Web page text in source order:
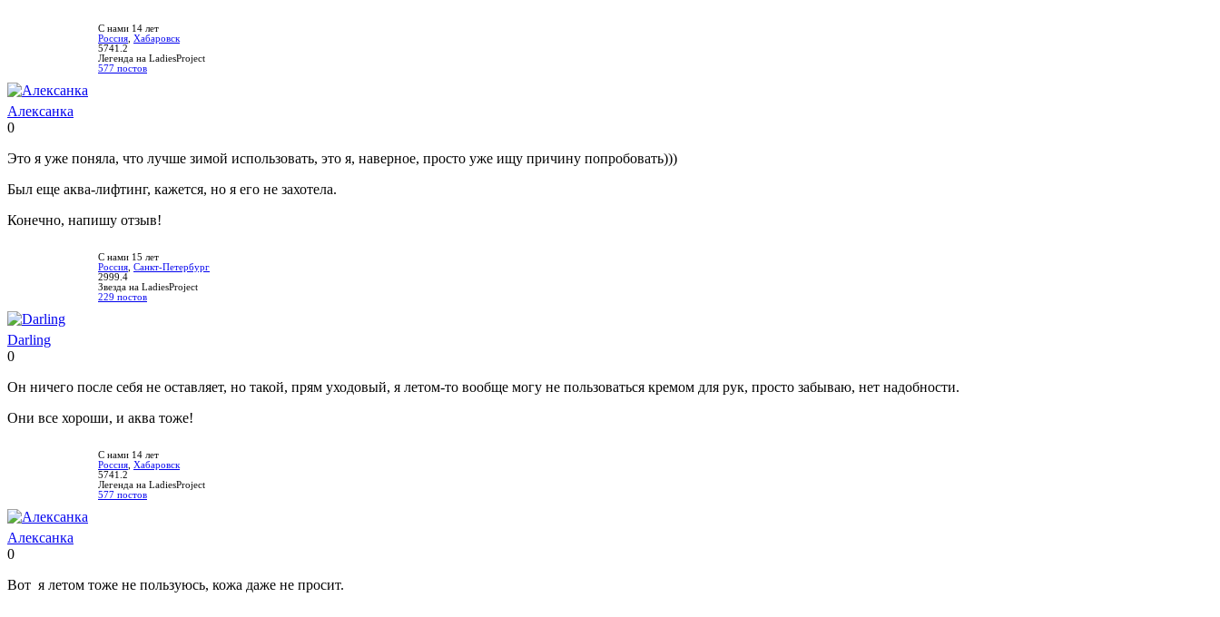
С нами 14 лет
Россия Хабаровск
5741.2
Легенда на LadiesProject
577 постов
Алексанка
0
Это я уже поняла, что лучше зимой использовать, это я, наверное, просто уже ищу причину попробовать)))
Был еще аква-лифтинг, кажется, но я его не захотела.
Конечно, напишу отзыв!
С нами 15 лет
Россия Санкт-Петербург
2999.4
Звезда на LadiesProject
229 постов
Darling
0
Он ничего после себя не оставляет, но такой, прям уходовый, я летом-то вообще могу не пользоваться кремом для рук, просто забываю, нет надобности.
Они все хороши, и аква тоже!
С нами 14 лет
Россия Хабаровск
5741.2
Легенда на LadiesProject
577 постов
Алексанка
0
Вот я летом тоже не пользуюсь, кожа даже не просит.